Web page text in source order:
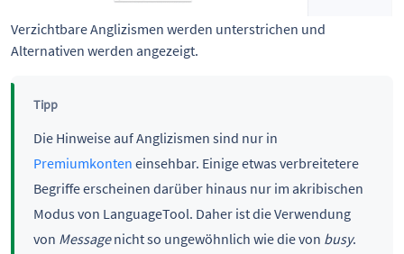
Verzichtbare Anglizismen werden unterstrichen und
Alternativen werden angezeigt.
Tipp
Die Hinweise auf Anglizismen sind nur in
Premiumkonten einsehbar. Einige etwas verbreitetere
Begriffe erscheinen darüber hinaus nur im akribischen
Modus von LanguageTool. Daher ist die Verwendung
von Messagenicht so ungewöhnlich wie die von busy.